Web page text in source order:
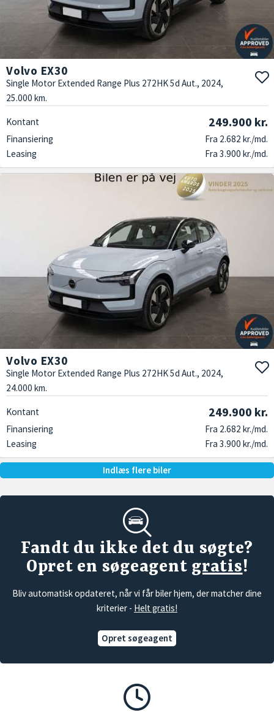
Volvo EX30
Single Motor Extended Range Plus 272HK 5d Aut., 2024,
25.000 km.
Kontant 249.900 kr.
Finansiering
Fra 2.682 kr./md.
Leasing
Fra 3.900 kr./md.
Volvo EX30
Single Motor Extended Range Plus 272HK 5d Aut., 2024,
24.000 km.
Kontant 249.900 kr.
Finansiering
Fra 2.682 kr./md.
Leasing
Fra 3.900 kr./md.
Indlæs flere biler
Fandt du ikke det du søgte?
Opret en søgeagent gratis!
Bliv automatisk opdateret, når vi får biler hjem, der matcher dine
kriterier - Helt gratis!
Opret søgeagent